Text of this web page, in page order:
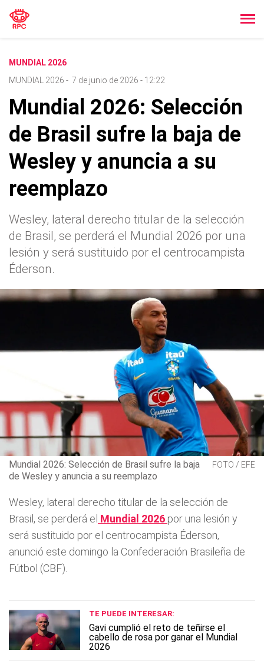
MUNDIAL 2026
MUNDIAL 2026 - 7 de junio de 2026 - 12:22
Mundial 2026: Selección
de Brasil sufre la baja de
Wesley y anuncia a su
reemplazo
Wesley, lateral derecho titular de la selección
de Brasil, se perderá el Mundial 2026 por una
lesión y será sustituido por el centrocampista
Éderson.
Mundial 2026: Selección de Brasil sufre la baja
de Wesley y anuncia a su reemplazo
FOTO / EFE
Wesley, lateral derecho titular de la selección de
Brasil, se perderá el Mundial 2026 por una lesión y
será sustituido por el centrocampista Éderson,
anunció este domingo la Confederación Brasileña de
Fútbol (CBF).
TE PUEDE INTERESAR:
Gavi cumplió el reto de teñirse el
cabello de rosa por ganar el Mundial
2026